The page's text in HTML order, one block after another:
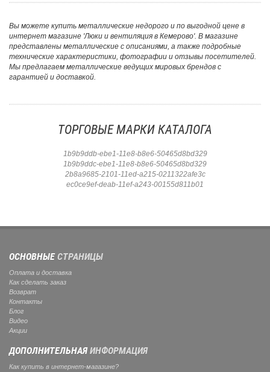
Вы можете купить металлические недорого и по выгодной цене в
интернет магазине 'Люки и вентиляция в Кемерово'. В магазине
представлены металлические с описаниями, а также подробные
технические характеристики, фотографии и отзывы посетителей.
Мы предлагаем металлические ведущих мировых брендов с
гарантией и доставкой.
ТОРГОВЫЕ МАРКИ КАТАЛОГА
1b9b9ddb-ebe1-11e8-b8e6-50465d8bd329
1b9b9ddc-ebe1-11e8-b8e6-50465d8bd329
2b8a9685-2101-11ed-a215-0211322afe3c
ec0ce9ef-deab-11ef-a243-00155d811b01
ОСНОВНЫЕСТРАНИЦЫ
Оплата и доставка
Как сделать заказ
Возврат
Контакты
Блог
Видео
Акции
ДОПОЛНИТЕЛЬНАЯИНФОРМАЦИЯ
Как купить в интернет-магазине?